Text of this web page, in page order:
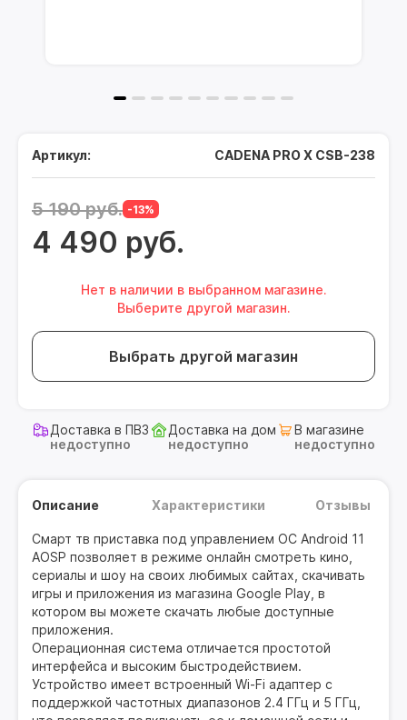
Артикул: CADENA PRO X CSB-238
5 190 руб. -13%
4 490 руб.
Нет в наличии в выбранном магазине.
Выберите другой магазин.
Выбрать другой магазин
Доставка в ПВЗ
недоступно
Доставка на дом
недоступно
В магазине
недоступно
Описание
Смарт тв приставка под управлением ОС Android 11
AOSP позволяет в режиме онлайн смотреть кино,
сериалы и шоу на своих любимых сайтах, скачивать
игры и приложения из магазина Google Play, в
котором вы можете скачать любые доступные
приложения.
Операционная система отличается простотой
интерфейса и высоким быстродействием.
Устройство имеет встроенный Wi-Fi адаптер с
поддержкой частотных диапазонов 2.4 ГГц и 5 ГГц,
Характеристики Отзывы